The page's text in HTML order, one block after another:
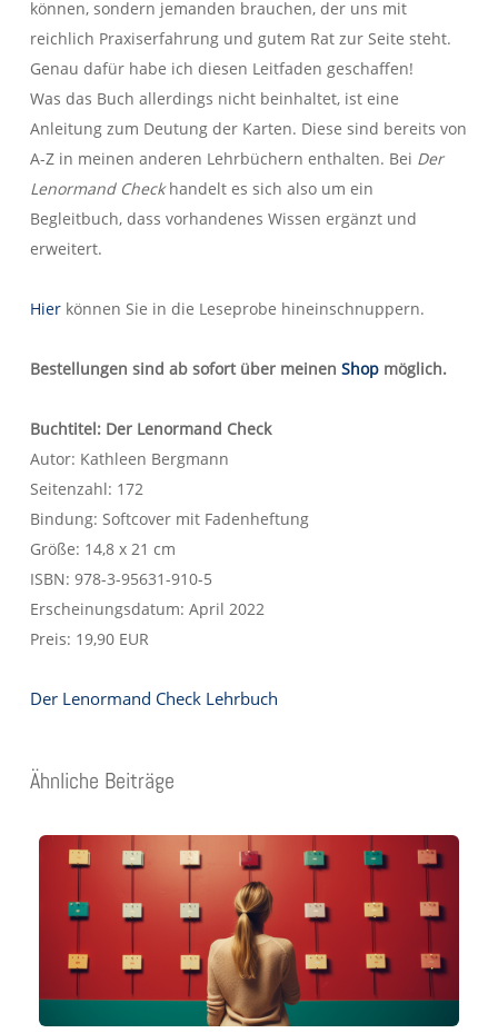
können, sondern jemanden brauchen, der uns mit
reichlich Praxiserfahrung und gutem Rat zur Seite steht.
Genau dafür habe ich diesen Leitfaden geschaffen!
Was das Buch allerdings nicht beinhaltet, ist eine
Anleitung zum Deutung der Karten. Diese sind bereits von
A-Z in meinen anderen Lehrbüchern enthalten. Bei Der
Lenormand Checkhandelt es sich also um ein
Begleitbuch, dass vorhandenes Wissen ergänzt und
erweitert.
Hier können Sie in die Leseprobe hineinschnuppern.
Bestellungen sind ab sofort über meinen Shop möglich.
Buchtitel: Der Lenormand Check
Autor: Kathleen Bergmann
Seitenzahl: 172
Bindung: Softcover mit Fadenheftung
Größe: 14,8 x 21 cm
ISBN: 978-3-95631-910-5
Erscheinungsdatum: April 2022
Preis: 19,90 EUR
Der Lenormand Check Lehrbuch
Ähnliche Beiträge